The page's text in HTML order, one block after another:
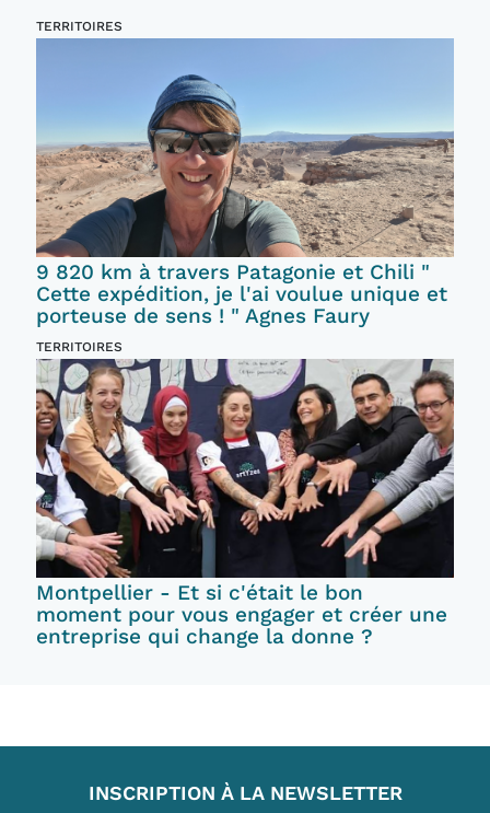
TERRITOIRES
9 820 km à travers Patagonie et Chili "
Cette expédition, je l'ai voulue unique et
porteuse de sens ! " Agnes Faury
TERRITOIRES
Montpellier - Et si c'était le bon
moment pour vous engager et créer une
entreprise qui change la donne ?
INSCRIPTION À LA NEWSLETTER